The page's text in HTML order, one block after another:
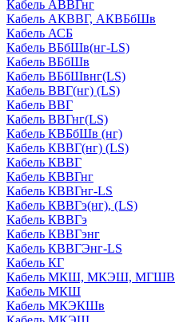
Кабель АВВГнг
Кабель АКВВГ, АКВБбШв
Кабель АСБ
Кабель ВБбШв(нг-LS)
Кабель ВБбШв
Кабель ВБбШвнг(LS)
Кабель ВВГ(нг) (LS)
Кабель ВВГ
Кабель ВВГнг(LS)
Кабель КВБбШв (нг)
Кабель КВВГ(нг) (LS)
Кабель КВВГ
Кабель КВВГнг
Кабель КВВГнг-LS
Кабель КВВГэ(нг), (LS)
Кабель КВВГэ
Кабель КВВГэнг
Кабель КВВГЭнг-LS
Кабель КГ
Кабель МКШ, МКЭШ, МГШВ
Кабель МКШ
Кабель МКЭКШв